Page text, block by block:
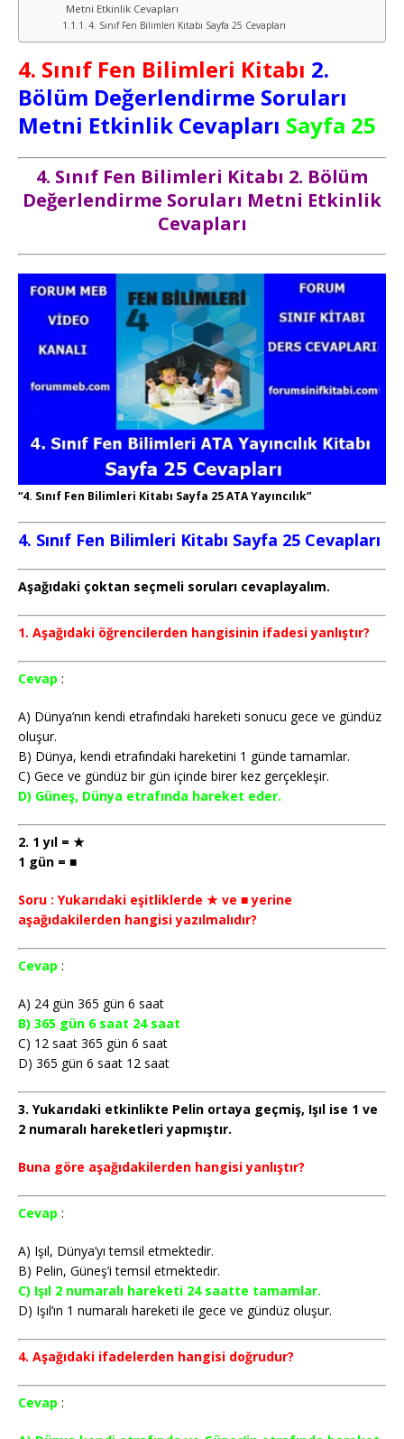
Metni Etkinlik Cevapları
4. Sınıf Fen Bilimleri Kitabı Sayfa 25 Cevapları
4. Sınıf Fen Bilimleri Kitabı 2.
Bölüm Değerlendirme Soruları
Metni Etkinlik Cevapları Sayfa 25
4. Sınıf Fen Bilimleri Kitabı 2. Bölüm
Değerlendirme Soruları Metni Etkinlik
Cevapları
“4. Sınıf Fen Bilimleri Kitabı Sayfa 25 ATA Yayıncılık”
4. Sınıf Fen Bilimleri Kitabı Sayfa 25 Cevapları
Aşağıdaki çoktan seçmeli soruları cevaplayalım.
1. Aşağıdaki öğrencilerden hangisinin ifadesi yanlıştır?
Cevap :
A) Dünya’nın kendi etrafındaki hareketi sonucu gece ve gündüz
oluşur.
B) Dünya, kendi etrafındaki hareketini 1 günde tamamlar.
C) Gece ve gündüz bir gün içinde birer kez gerçekleşir.
D) Güneş, Dünya etrafında hareket eder.
2. 1 yıl = ★
1 gün = ■
Soru : Yukarıdaki eşitliklerde ★ ve ■ yerine
aşağıdakilerden hangisi yazılmalıdır?
Cevap :
A) 24 gün 365 gün 6 saat
B) 365 gün 6 saat 24 saat
C) 12 saat 365 gün 6 saat
D) 365 gün 6 saat 12 saat
3. Yukarıdaki etkinlikte Pelin ortaya geçmiş, Işıl ise 1 ve
2 numaralı hareketleri yapmıştır.
Buna göre aşağıdakilerden hangisi yanlıştır?
Cevap :
A) Işıl, Dünya’yı temsil etmektedir.
B) Pelin, Güneş’i temsil etmektedir.
C) Işıl 2 numaralı hareketi 24 saatte tamamlar.
D) Işıl’ın 1 numaralı hareketi ile gece ve gündüz oluşur.
4. Aşağıdaki ifadelerden hangisi doğrudur?
Cevap :